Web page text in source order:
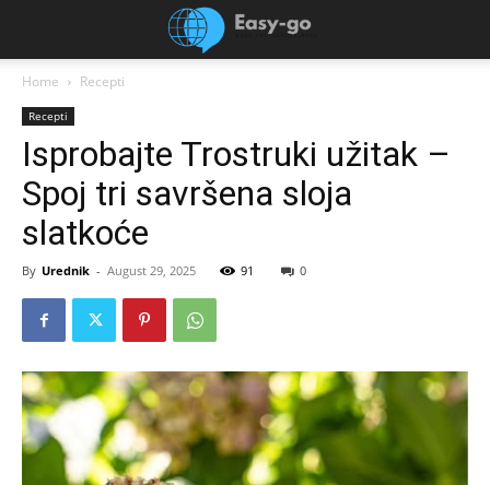
Home Recepti
Recepti
Isprobajte Trostruki užitak –
Spoj tri savršena sloja
slatkoće
By Urednik - August 29, 2025 91 0